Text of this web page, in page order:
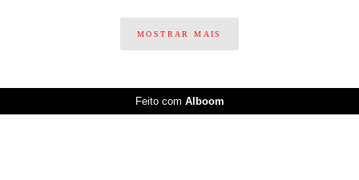
MOSTRAR MAIS
Feito com Alboom